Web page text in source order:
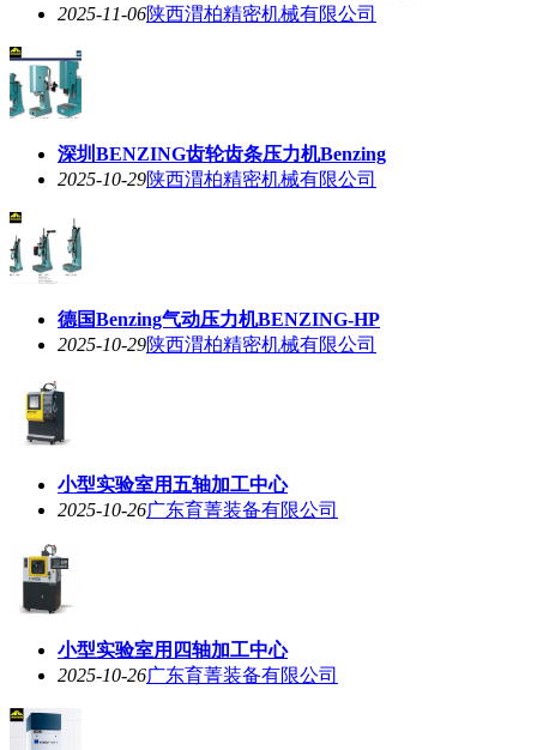
2025-11-06陕西渭柏精密机械有限公司
深圳BENZING齿轮齿条压力机Benzing
2025-10-29陕西渭柏精密机械有限公司
德国Benzing气动压力机BENZING-HP
2025-10-29陕西渭柏精密机械有限公司
小型实验室用五轴加工中心
2025-10-26广东育菁装备有限公司
小型实验室用四轴加工中心
2025-10-26广东育菁装备有限公司